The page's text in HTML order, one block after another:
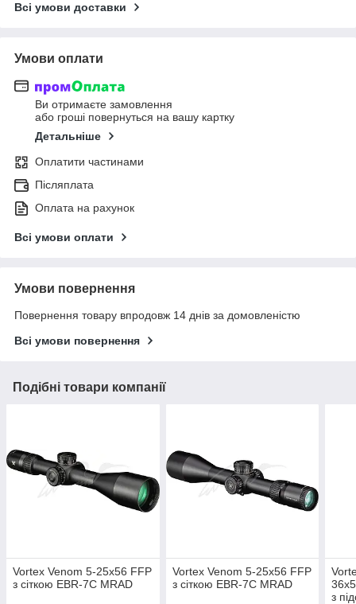
Всі умови доставки
Умови оплати
Ви отримаєте замовлення
або гроші повернуться на вашу картку
Детальніше
Оплатити частинами
Післяплата
Оплата на рахунок
Всі умови оплати
Умови повернення
Повернення товару впродовж 14 днів за домовленістю
Всі умови повернення
Подібні товари компанії
Vortex Venom 5-25x56 FFP
з сіткою EBR-7C MRAD
Vortex Venom 5-25x56 FFP
з сіткою EBR-7C MRAD
з